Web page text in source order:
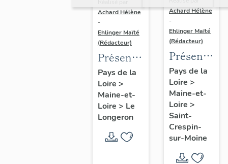
Achard Hélène
-
Ehlinger Maïté
(Rédacteur)
Présentation
du
patrimoine
industriel
de la
commune
du
Pays de la
Loire >
Maine-et-
Loire > Le
Longeron
Achard Hélène
-
Ehlinger Maïté
(Rédacteur)
du
patrimoine
industriel
de la
commune
de Saint-
Crespin-
Pays de la
Loire >
Maine-et-
Loire >
Saint-
Crespin-
sur-Moine